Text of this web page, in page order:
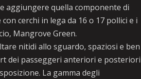
aggiungere quella componente di
cerchi in lega da 16 o 17 pollici e i
Mangrove Green.
nitidi allo sguardo, spaziosi e ben
dei passeggeri anteriori e
La gamma degli